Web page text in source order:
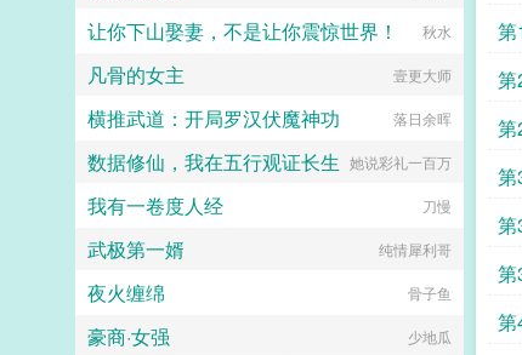
第
第
第
第
第
第
第
黏糊糊，中后期作者沉迷炖肉无法自
上以后超级黏人恨不得挂女主身上女
女。世界背景私设巨多，众多知识胡
的宝宝直接点叉，还请手下留情qaq
收藏～文案如下古以来，男主有女主
小白菜。他们变态又疯狂，他们扭曲
报，还致力于毁灭世界。于是感化反
小白花圣母omega。013你要感化他
让你下山娶妻，不是让你震惊世界！ 秋水
凡骨的女主 壹更大师
横推武道：开局罗汉伏魔神功 落日余晖
数据修仙，我在五行观证长生 她说彩礼一百万
我有一卷度人经 刀慢
武极第一婿 纯情犀利哥
夜火缠绵 骨子鱼
豪商·女强 少地瓜